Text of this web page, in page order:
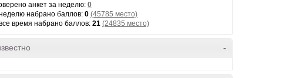
анкет за неделю: 0
набрано баллов: 0 (45785 место)
время набрано баллов: 21 (24835 место)
-